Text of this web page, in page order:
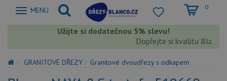
Zobrazit
MENU 0
Užijte si dodatečnou 5% slevu!
Dopřejte si kvalitu Blanco
GRANITOVÉ DŘEZY Granitové dvoudřezy s odkapem